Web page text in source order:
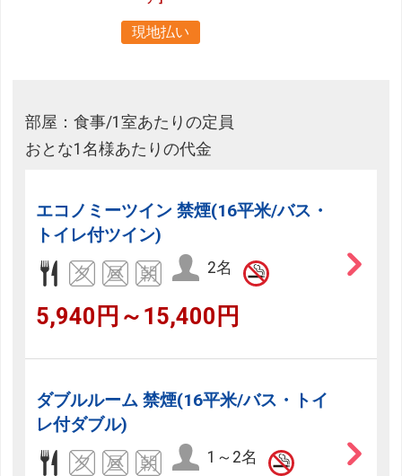
現地払い
部屋：食事/1室あたりの定員
おとな1名様あたりの代金
エコノミーツイン 禁煙(16平米/バス・
トイレ付ツイン)
2名
5,940円～15,400円
ダブルルーム 禁煙(16平米/バス・トイ
レ付ダブル)
1～2名